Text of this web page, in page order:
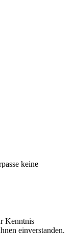
keine
Kenntnis
einverstanden.